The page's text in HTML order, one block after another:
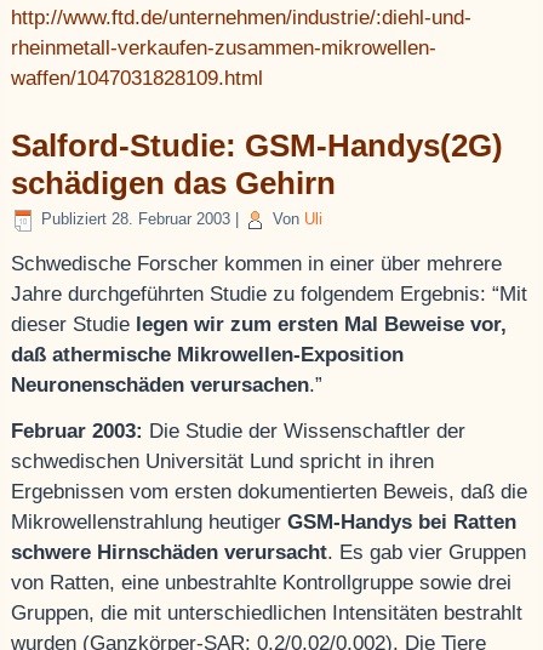
http://www.ftd.de/unternehmen/industrie/:diehl-und-
rheinmetall-verkaufen-zusammen-mikrowellen-
waffen/1047031828109.html
Salford-Studie: GSM-Handys(2G)
schädigen das Gehirn
Publiziert 28. Februar 2003 Von Uli
Schwedische Forscher kommen in einer über mehrere
Jahre durchgeführten Studie zu folgendem Ergebnis: “Mit
dieser Studie legen wir zum ersten Mal Beweise vor,
daß athermische Mikrowellen-Exposition
Neuronenschäden verursachen.”
Februar 2003: Die Studie der Wissenschaftler der
schwedischen Universität Lund spricht in ihren
Ergebnissen vom ersten dokumentierten Beweis, daß die
Mikrowellenstrahlung heutigerGSM-Handys bei Ratten
schwere Hirnschäden verursacht. Es gab vier Gruppen
von Ratten, eine unbestrahlte Kontrollgruppe sowie drei
Gruppen, die mit unterschiedlichen Intensitäten bestrahlt
wurden (Ganzkörper-SAR: 0,2/0,02/0,002). Die Tiere